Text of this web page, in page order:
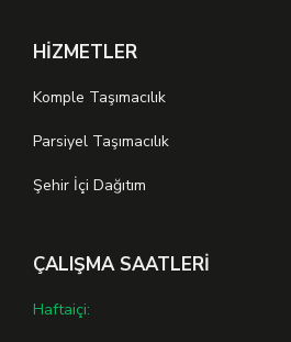
HİZMETLER
Komple Taşımacılık
Parsiyel Taşımacılık
Şehir İçi Dağıtım
ÇALIŞMA SAATLERİ
Haftaiçi: